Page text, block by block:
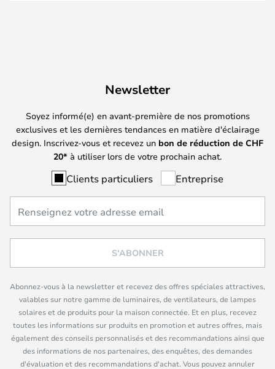
Newsletter
Soyez informé(e) en avant-première de nos promotions
exclusives et les dernières tendances en matière d'éclairage
design. Inscrivez-vous et recevez un bon de réduction de CHF
20* à utiliser lors de votre prochain achat.
Clients particuliers Entreprise
S'ABONNER
Abonnez-vous à la newsletter et recevez des offres spéciales attractives,
valables sur notre gamme de luminaires, de ventilateurs, de lampes
solaires et de produits pour la maison connectée. Et en plus, recevez
toutes les informations sur produits en promotion et autres offres, mais
également des conseils personnalisés et des recommandations ainsi que
des informations de nos partenaires, des enquêtes, des demandes
d'évaluation et des recommandations d'achat. Vous pouvez annuler